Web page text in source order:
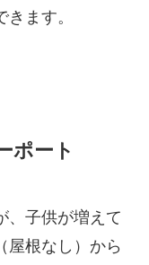
ます。
ポート
、子供が増えて
屋根なし）から